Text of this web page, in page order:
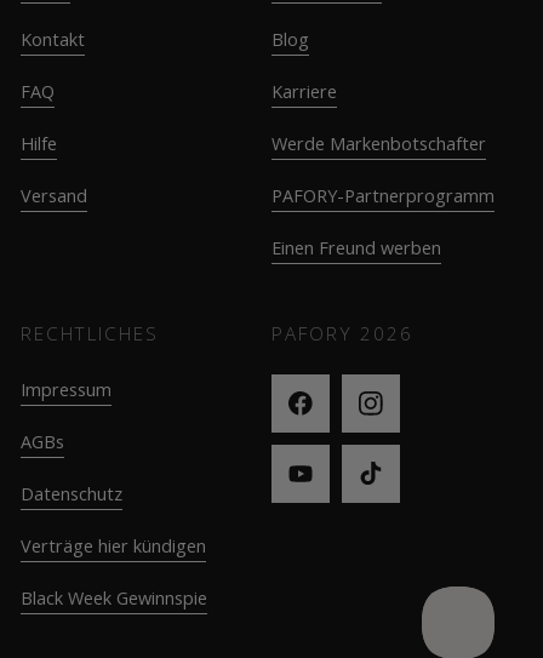
Kontakt
FAQ
Hilfe
Versand
Blog
Karriere
Werde Markenbotschafter
PAFORY-Partnerprogramm
Einen Freund werben
RECHTLICHES
Impressum
AGBs
Datenschutz
Verträge hier kündigen
Black Week Gewinnspie
PAFORY 2026